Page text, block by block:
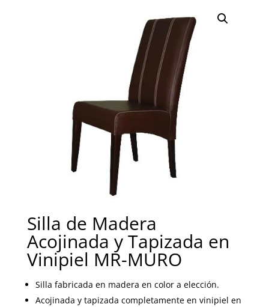
Silla de Madera
Acojinada y Tapizada en
Vinipiel MR-MURO
Silla fabricada en madera en color a elección.
Acojinada y tapizada completamente en vinipiel en